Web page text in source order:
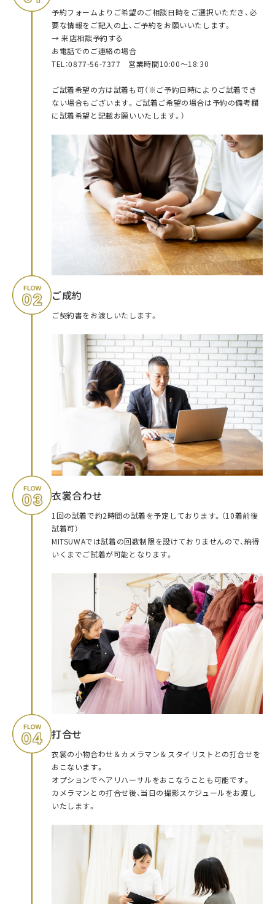
予約フォームよりご希望のご相談日時をご選択いただき、必
要な情報をご記入の上、ご予約をお願いいたします。
→ 来店相談予約する
お電話でのご連絡の場合
TEL：0877-56-7377 営業時間10:00～18:30
ご試着希望の方は試着も可（※ご予約日時によりご試着でき
ない場合もございます。ご試着ご希望の場合は予約の備考欄
に試着希望と記載お願いいたします。）
ご成約
ご契約書をお渡しいたします。
衣裳合わせ
1回の試着で約2時間の試着を予定しております。（10着前後
試着可）
MITSUWAでは試着の回数制限を設けておりませんので、納得
いくまでご試着が可能となります。
打合せ
衣裳の小物合わせ＆カメラマン＆スタイリストとの打合せを
おこないます。
オプションでヘアリハーサルをおこなうことも可能です。
カメラマンとの打合せ後、当日の撮影スケジュールをお渡し
いたします。